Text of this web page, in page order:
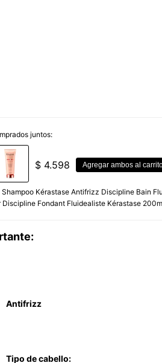
juntos:
$ 4.598 Agregar ambos al
Shampoo Kérastase Antifrizz Discipline Bain
Fondant Fluidealiste Kérastase
Antifrizz
Tipo de cabello: